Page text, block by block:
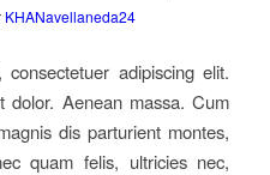
KHANavellaneda24
adipiscing elit.
dolor. Aenean massa. Cum
dis parturient montes,
quam felis, ultricies nec,